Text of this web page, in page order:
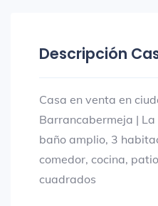
Descripción
Casa en venta en
Barrancabermeja |
baño amplio, 3
comedor, cocina,
cuadrados